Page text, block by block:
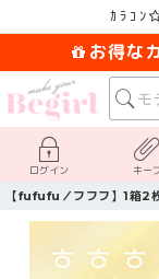
ｶﾗｺﾝ
お得な
ログイン キー
【fufufu／フフフ】1箱2